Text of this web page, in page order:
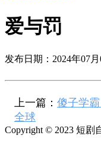
爱与罚
发布日期：2024年07月
上一篇： 傻子学
全球
Copyright © 2023 短剧